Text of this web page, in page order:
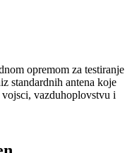
opremom za testiranje
standardnih antena koje
vazduhoplovstvu i